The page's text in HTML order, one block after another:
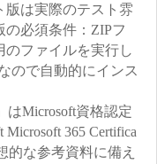
版は実際のテスト雰
の必須条件：ZIPフ
のファイルを実行し
ので自動的にインス
はMicrosoft資格認定
365 Certifica
的な参考資料に備え